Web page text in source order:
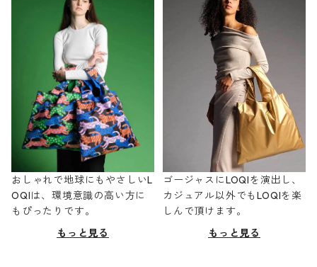
おしゃれで地球にもやさしいL
OQIは、環境意識の高い方に
もぴったりです。
もっと見る
ゴージャスにLOQIを演出し、
カジュアル以外でもLOQIを楽
しんで頂けます。
もっと見る